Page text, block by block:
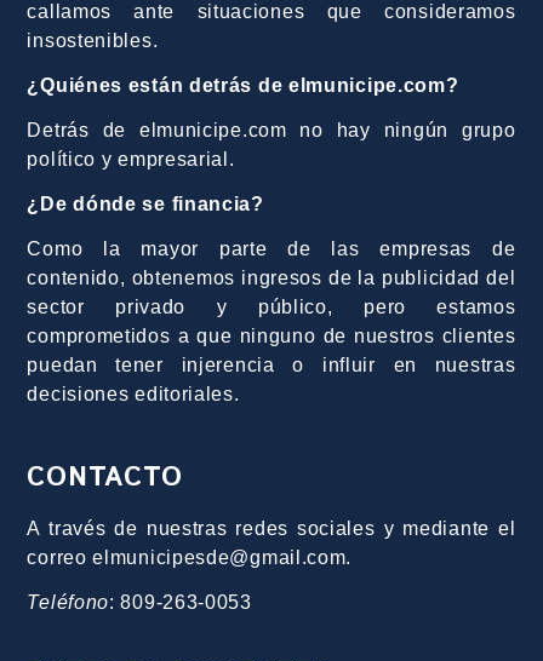
callamos ante situaciones que consideramos
insostenibles.
¿Quiénes están detrás de elmunicipe.com?
Detrás de elmunicipe.com no hay ningún grupo
político y empresarial.
¿De dónde se financia?
Como la mayor parte de las empresas de
contenido, obtenemos ingresos de la publicidad del
sector privado y público, pero estamos
comprometidos a que ninguno de nuestros clientes
puedan tener injerencia o influir en nuestras
decisiones editoriales.
CONTACTO
A través de nuestras redes sociales y mediante el
correo elmunicipesde@gmail.com.
Teléfono: 809-263-0053